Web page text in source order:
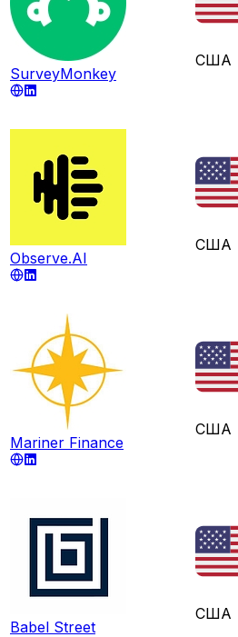
SurveyMonkey
США
Observe.AI
США
Mariner Finance
США
Babel Street
США